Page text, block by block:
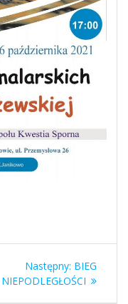
Następny: Następny
wpis:
BIEG
NIEPODLEGŁOŚCI